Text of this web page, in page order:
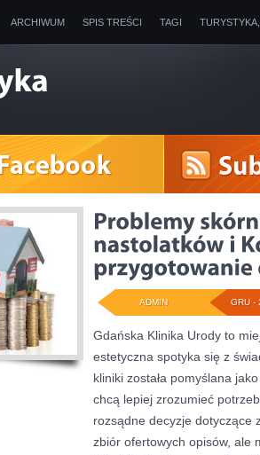
ARCHIWUM SPIS TREŚCI TAGI
GRU -
ADMIN
Gdańska Klinika Urody to
estetyczna spotyka się z
kliniki została pomyślana
chcą lepiej zrozumieć
rozsądne decyzje dotyczące
zbiór ofertowych opisów, ale